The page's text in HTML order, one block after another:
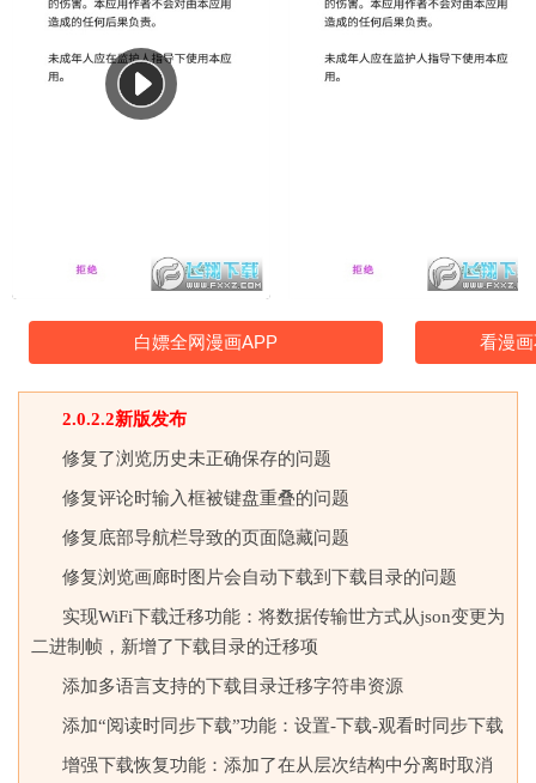
白嫖全网漫画APP 看漫
2.0.2.2新版发布
修复了浏览历史未正确保存的问题
修复评论时输入框被键盘重叠的问题
修复底部导航栏导致的页面隐藏问题
修复浏览画廊时图片会自动下载到下载目录的问题
实现WiFi下载迁移功能：将数据传输世方式从json变更为
二进制帧，新增了下载目录的迁移项
添加多语言支持的下载目录迁移字符串资源
添加“阅读时同步下载”功能：设置-下载-观看时同步下载
增强下载恢复功能：添加了在从层次结构中分离时取消